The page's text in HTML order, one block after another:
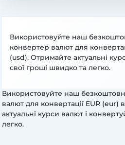
Використовуйте наш
конвертер валют для
(usd). Отримайте актуальні
свої гроші швидко та легко.
Використовуйте наш
валют для конвертації EUR (eur)
актуальні курси валют і
легко.